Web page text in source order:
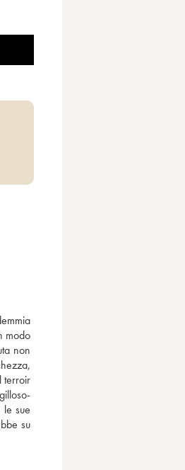
modo
non
terroir
sue
su